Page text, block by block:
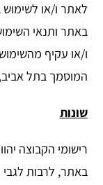
לאתר ו/או
באתר ותנאי
ו/או עקיף
המוסמך בתל אביב,
שונות
רישומי הקבוצה
באתר, לרבות לגבי